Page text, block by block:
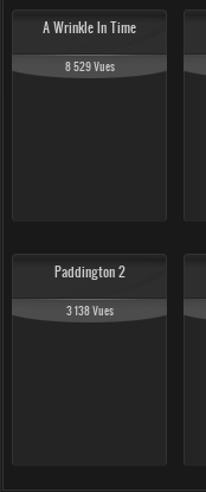
A Wrinkle In Time
8 529 Vues
Paddington 2
3 138 Vues